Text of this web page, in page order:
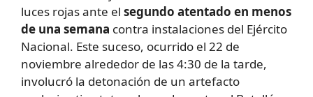
luces rojas ante el segundo atentado en menos
de una semana contra instalaciones del Ejército
Nacional. Este suceso, ocurrido el 22 de
noviembre alrededor de las 4:30 de la tarde,
involucró la detonación de un artefacto